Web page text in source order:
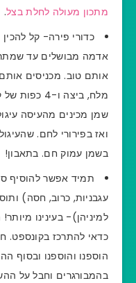
מתכון מעולה לחלת בצל.
כדורי פירה- קל
אדמה מבושלים עד
אותם טוב. מכניסים
מלח, ביצה
שמן מכינים מהעיסה
ואז בפירורי לחם.
בשמן עמוק חם. בתאבון!
תמיד אפשר להוסיף
עגבניות, כרוב, חסה)
למיניהן)- בעינינו
כדאי להתרכז בקונספט.
הוספנו והוספנו ובסוף
בהמבורגרים וחבל על